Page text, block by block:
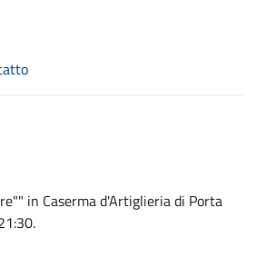
in Caserma d'Artiglieria di Porta